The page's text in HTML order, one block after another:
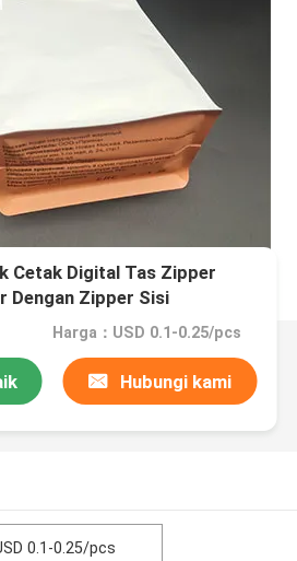
Cetak Digital Tas Zipper
Dengan Zipper Sisi
Harga：USD 0.1-0.25/pcs
Hubungi kami
0.1-0.25/pcs